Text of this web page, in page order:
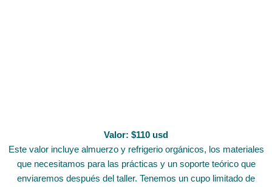
Valor: $110 usd
Este valor incluye almuerzo y refrigerio orgánicos, los materiales
que necesitamos para las prácticas y un soporte teórico que
enviaremos después del taller. Tenemos un cupo limitado de